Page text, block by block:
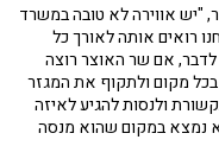
"יש אווירה לא טובה במשרד
רואים אותה לאורך כל
אם שר האוצר רוצה
בכל מקום ולתקוף את המגזר
ולנסות להגיע לאיזה
נמצא במקום שהוא מנסה